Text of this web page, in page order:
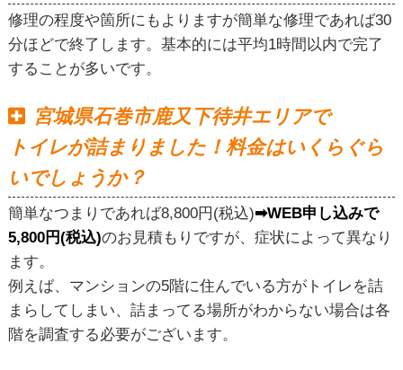
修理の程度や箇所にもよりますが簡単な修理であれば30
分ほどで終了します。基本的には平均1時間以内で完了
することが多いです。
宮城県石巻市鹿又下待井エリアで
トイレが詰まりました！料金はいくらぐら
いでしょうか？
簡単なつまりであれば8,800円(税込)➡WEB申し込みで
5,800円(税込)のお見積もりですが、症状によって異なり
ます。
例えば、マンションの5階に住んでいる方がトイレを詰
まらしてしまい、詰まってる場所がわからない場合は各
階を調査する必要がございます。